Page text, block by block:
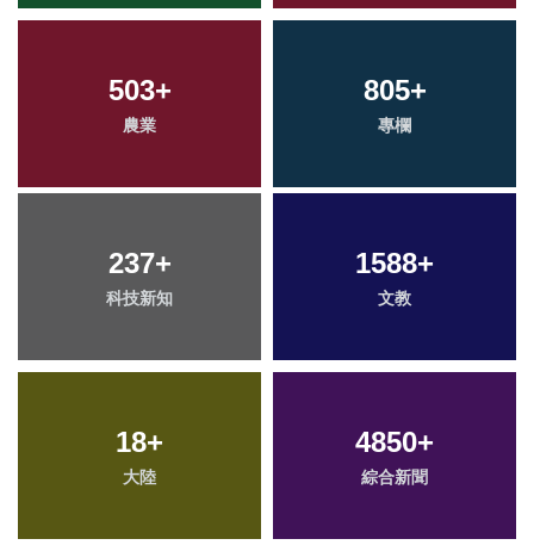
503+
農業
805+
專欄
237+
科技新知
1588+
文教
18+
大陸
4850+
綜合新聞